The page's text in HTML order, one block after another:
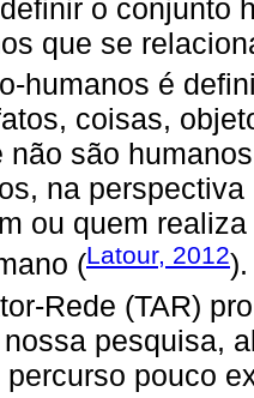
o conjunto
que se
humanos é
coisas,
não são
na
ou quem
(Latour, 2012
Rede (TAR)
pesquisa,
percurso pouco